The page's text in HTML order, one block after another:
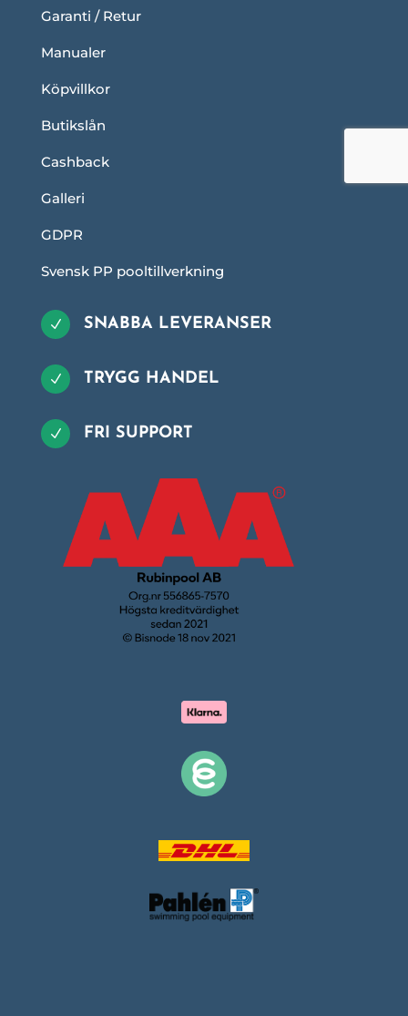
Garanti / Retur
Manualer
Köpvillkor
Butikslån
Cashback
Galleri
GDPR
Svensk PP pooltillverkning
N SNABBA LEVERANSER
N TRYGG HANDEL
N FRI SUPPORT